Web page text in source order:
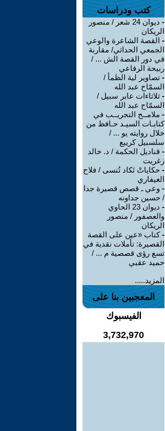
كتب ودراسات
-
ديوان 24 شعر / منصور
الريكان
- القصة الشاعرة والوعي
الجمعي الحداثي/ مقاربة
في دور القصة الش ... /
ربيحة الرفاعي
- تصاوير لية الظمأ /
السمّاح عبد الله
- ثلاثاءات عابر سبيل /
السمّاح عبد الله
- ملامــح التجريــب في
كتابـات السيـد حـافظ من
خلال روايته يو ... /
سلسبيل كريبع
- قناديل الحكمة / د. خالد
زغريت
- حكاياتْ تَكاد تُنسى / فلاح
العيفاري
- وعي ـ قصص قصيرة جدا
/ حسين جداونه
-
ديوان 23 الحاوي
والعصفور / منصور
الريكان
-كتاب «عين على القصة
القصيرة: تأملات نقدية في
تسع رؤى قصصية م ... /
حميد عقبي
المزيد.....
المعجبين بنا على
الفيسبوك
3,732,970